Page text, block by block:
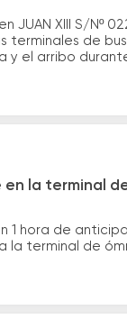
JUAN XIII S/Nº
terminales de
y el arribo
la terminal
1 hora de
terminal de